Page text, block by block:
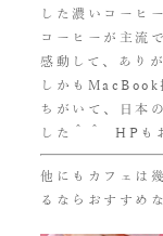
した濃いコーヒ
コーヒーが主流
感動して、あり
しかもMacBook
ちがいて、日本
した＾＾ HPも
他にもカフェは
るならおすすめ